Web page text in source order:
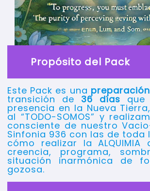
Propósito del Pack
Este Pack es una
transición de 36 días que
presencia en la Nueva
al “TODO-SOMOS” y
consciente de nuestro
Sinfonia 936 con las de toda
cómo realizar la ALQUIMIA
creencia, programa,
situación inarmónica de
gozosa.